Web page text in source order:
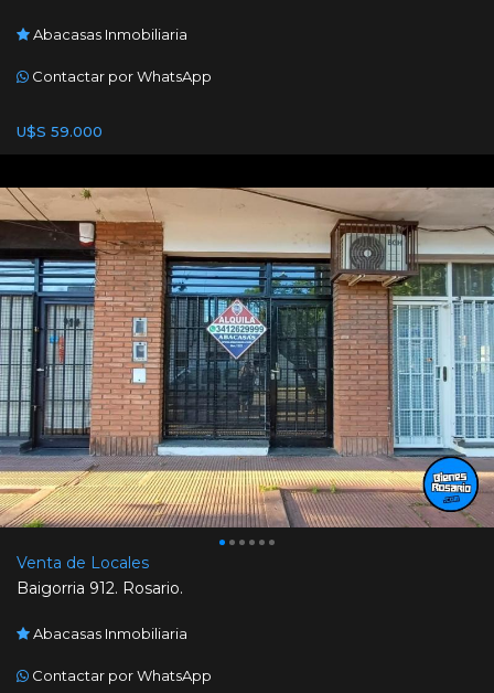
Abacasas Inmobiliaria
Contactar por WhatsApp
U$S 59.000
Venta de Locales
Baigorria 912. Rosario.
Abacasas Inmobiliaria
Contactar por WhatsApp